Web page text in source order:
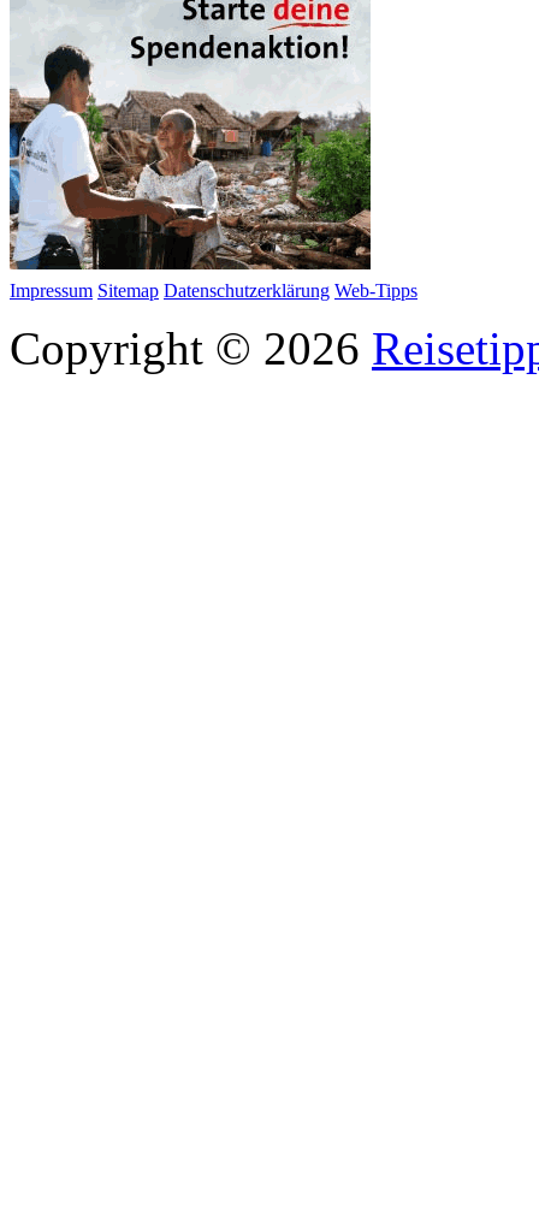
Impressum Sitemap Datenschutzerklärung Web-Tipps
Copyright © 2026